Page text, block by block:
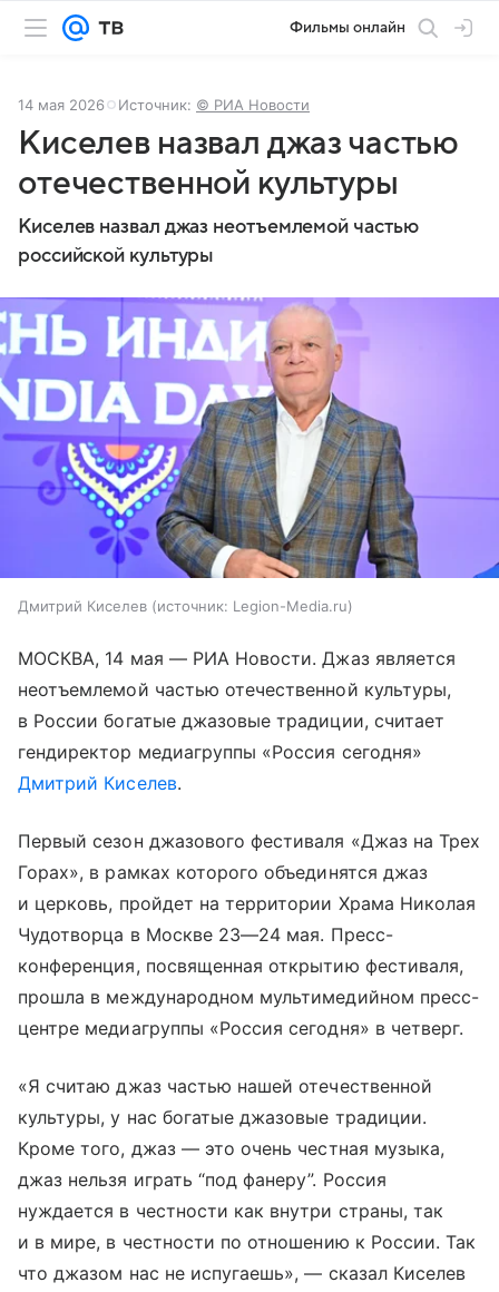
Фильмы онлайн
14 мая 2026 Источник: © РИА Новости
Киселев назвал джаз частью
отечественной культуры
Киселев назвал джаз неотъемлемой частью
российской культуры
Дмитрий Киселев источник: Legion-Media.ru
МОСКВА, 14 мая — РИА Новости. Джаз является
неотъемлемой частью отечественной культуры,
в России богатые джазовые традиции, считает
гендиректор медиагруппы «Россия сегодня»
Дмитрий Киселев.
Первый сезон джазового фестиваля «Джаз на Трех
Горах», в рамках которого объединятся джаз
и церковь, пройдет на территории Храма Николая
Чудотворца в Москве 23—24 мая. Пресс-
конференция, посвященная открытию фестиваля,
прошла в международном мультимедийном пресс-
центре медиагруппы «Россия сегодня» в четверг.
«Я считаю джаз частью нашей отечественной
культуры, у нас богатые джазовые традиции.
Кроме того, джаз — это очень честная музыка,
джаз нельзя играть “под фанеру”. Россия
нуждается в честности как внутри страны, так
и в мире, в честности по отношению к России. Так
что джазом нас не испугаешь», — сказал Киселев